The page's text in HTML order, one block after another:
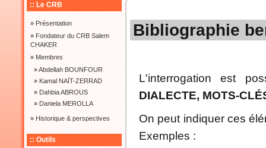
:: Le CRB
»Présentation
»Fondateur du CRB Salem
CHAKER
»Membres
»Abdellah BOUNFOUR
»Kamal NAÏT-ZERRAD
»Dahbia ABROUS
»Daniela MEROLLA
»Historique & perspectives
:: Outils
Bibliographie
L'interrogation est
DIALECTE, MOTS-
On peut indiquer ces
Exemples :